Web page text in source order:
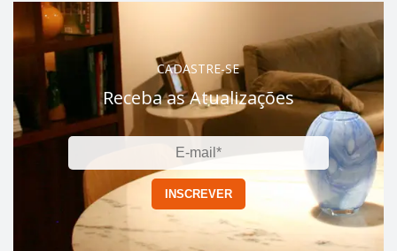
CADASTRE-SE
Receba as Atualizações